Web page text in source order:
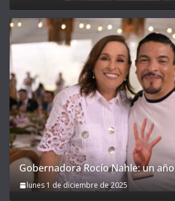
Gobernadora Rocío Nahle: un año
lunes 1 de diciembre de 2025